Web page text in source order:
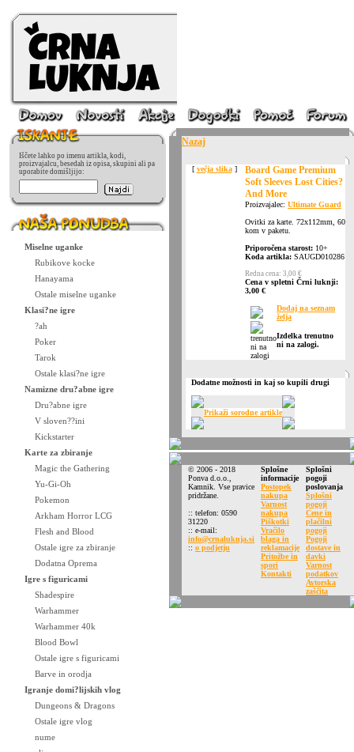
Iščete lahko po imenu artikla, kodi,
proizvajalcu, besedah iz opisa, skupini ali pa
uporabite domišljijo:
Miselne uganke
Rubikove kocke
Hanayama
Ostale miselne uganke
Klasi?ne igre
?ah
Poker
Tarok
Ostale klasi?ne igre
Namizne dru?abne igre
Dru?abne igre
V sloven??ini
Kickstarter
Karte za zbiranje
Magic the Gathering
Yu-Gi-Oh
Pokemon
Arkham Horror LCG
Flesh and Blood
Ostale igre za zbiranje
Dodatna Oprema
Igre s figuricami
Shadespire
Warhammer
Warhammer 40k
Blood Bowl
Ostale igre s figuricami
Barve in orodja
Igranje domi?lijskih vlog
Dungeons & Dragons
Ostale igre vlog
nume
Nazaj
[ večja slika]
Board Game Premium
Soft Sleeves Lost Cities?
And More
Proizvajalec: Ultimate Guard
Ovitki za karte. 72x112mm, 60
kom v paketu.
Priporočena starost: 10+
Koda artikla: SAUGD010286
Redna cena: 3,00 €
Cena v spletni Črni luknji:
3,00 €
Dodaj na seznam
želja
Izdelka trenutno
ni na zalogi.
Dodatne možnosti in kaj so kupili drugi
Prikaži sorodne artikle
© 2006 - 2018
Ponva d.o.o.,
Kamnik. Vse pravice
pridržane.
:: telefon: 0590
31220
:: e-mail:
info@crnaluknja.si
:: o podjetju
Splošne
informacije
Postopek
nakupa
Varnost
nakupa
Piškotki
Vračilo
blaga in
reklamacije
Pritožbe in
spori
Kontakti
Splošni
pogoji
poslovanja
Splošni
pogoji
Cene in
plačilni
pogoji
Pogoji
dostave in
davki
Varnost
podatkov
Avtorska
zaščita